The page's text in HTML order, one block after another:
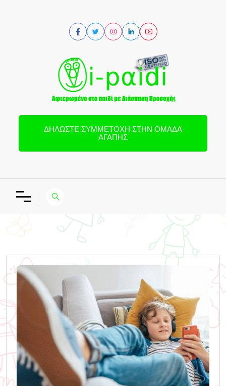
ΔΗΛΏΣΤΕ ΣΥΜΜΕΤΟΧΉ ΣΤΗΝ ΟΜΆΔΑ
ΑΓΆΠΗΣ